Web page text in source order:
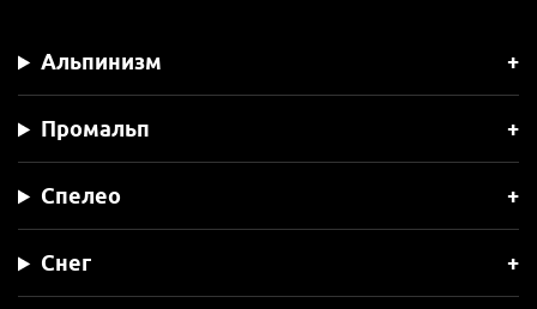
Альпинизм
Промальп
Спелео
Снег